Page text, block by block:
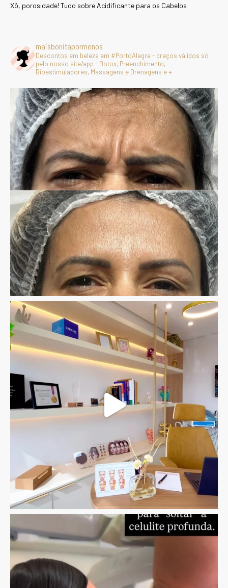
Xô, porosidade! Tudo sobre Acidificante para os Cabelos
maisbonitapormenos
Descontos em beleza em #PortoAlegre - preços válidos só
pelo nosso site/app - Botox, Preenchimento,
Bioestimuladores, Massagens e Drenagens e +